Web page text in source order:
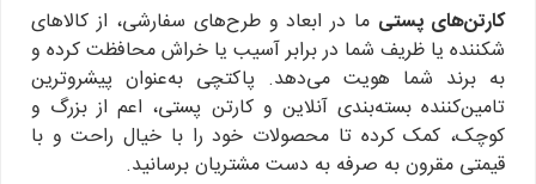
کارتن‌های پستی ما در ابعاد و طرح‌های سفارشی، از کالاهای
شکننده یا ظریف شما در برابر آسیب یا خراش محافظت کرده و
به برند شما هویت می‌دهد. پاکتچی به‌عنوان پیشروترین
تامین‌کننده بسته‌بندی آنلاین و کارتن پستی، اعم از بزرگ و
کوچک، کمک کرده تا محصولات خود را با خیال راحت و با
قیمتی مقرون به صرفه به دست مشتریان برسانید.